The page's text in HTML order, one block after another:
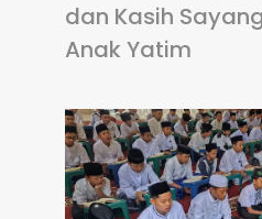
dan Kasih
Anak Yatim